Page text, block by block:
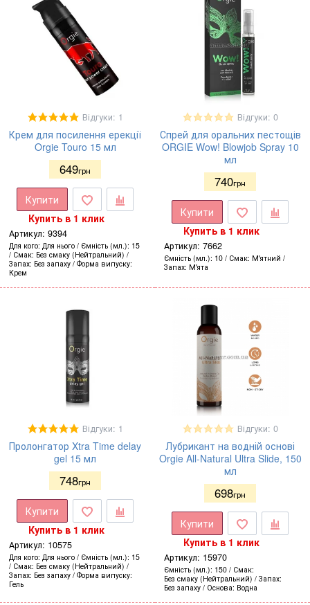
Відгуки: 1
Крем для посилення ерекції
Orgie Touro 15 мл
649грн
Купити
Купить в 1 клик
Артикул: 9394
Для кого Для нього Ємність (мл.) 15
Смак Без смаку (Нейтральний)
Запах Без запаху Форма випуску
Крем
Відгуки: 0
Спрей для оральних пестощів
ORGIE Wow! Blowjob Spray 10
мл
740грн
Купити
Купить в 1 клик
Артикул: 7662
Ємність (мл.) 10 Смак М'ятний
Запах М'ята
Відгуки: 1
Пролонгатор Xtra Time delay
gel 15 мл
748грн
Купити
Купить в 1 клик
Артикул: 10575
Для кого Для нього Ємність (мл.) 15
Смак Без смаку (Нейтральний)
Запах Без запаху Форма випуску
Гель
Відгуки: 0
Лубрикант на водній основі
Orgie All-Natural Ultra Slide, 150
мл
698грн
Купити
Купить в 1 клик
Артикул: 15970
Ємність (мл.) 150
Смак
Без смаку (Нейтральний)
Запах
Без запаху
Основа Водна